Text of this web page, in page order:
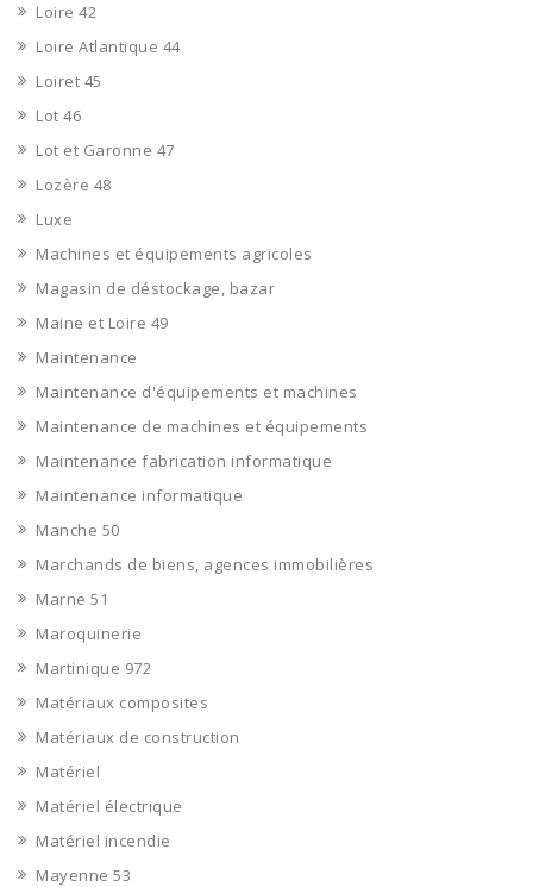
Loire 42
Loire Atlantique 44
Loiret 45
Lot 46
Lot et Garonne 47
Lozère 48
Luxe
Machines et équipements agricoles
Magasin de déstockage, bazar
Maine et Loire 49
Maintenance
Maintenance d'équipements et machines
Maintenance de machines et équipements
Maintenance fabrication informatique
Maintenance informatique
Manche 50
Marchands de biens, agences immobilières
Marne 51
Maroquinerie
Martinique 972
Matériaux composites
Matériaux de construction
Matériel
Matériel électrique
Matériel incendie
Mayenne 53